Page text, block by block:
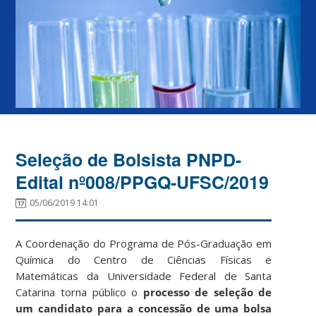
Seleção de Bolsista PNPD-
Edital nº008/PPGQ-UFSC/2019
05/06/2019 14:01
A Coordenação do Programa de Pós-Graduação em
Química do Centro de Ciências Físicas e
Matemáticas da Universidade Federal de Santa
Catarina torna público o processo de seleção de
um candidato para a concessão de uma bolsa